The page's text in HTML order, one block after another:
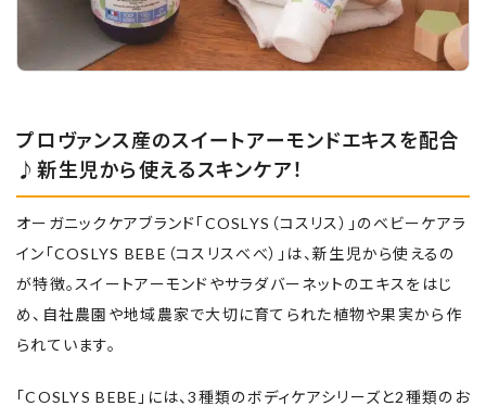
プロヴァンス産のスイートアーモンドエキスを配合
♪新生児から使えるスキンケア！
オーガニックケアブランド「COSLYS（コスリス）」のベビーケアラ
イン「COSLYS BEBE（コスリスべべ）」は、新生児から使えるの
が特徴。スイートアーモンドやサラダバーネットのエキスをはじ
め、自社農園や地域農家で大切に育てられた植物や果実から作
られています。
「COSLYS BEBE」には、3種類のボディケアシリーズと2種類のお